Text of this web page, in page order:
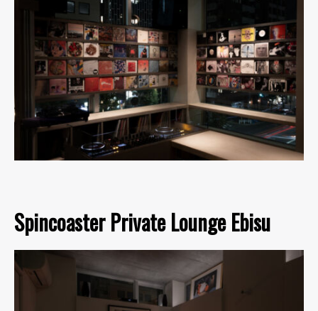
Spincoaster Private Lounge Ebisu